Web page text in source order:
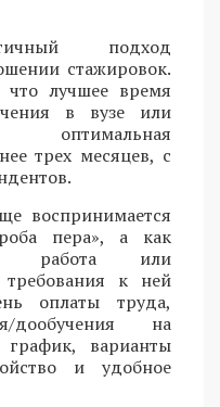
подход
стажировок.
что лучшее время
в вузе или
трех месяцев, с
воспринимается
пера», а как
работа или
к ней
оплаты труда,
дообучения на
варианты
и удобное